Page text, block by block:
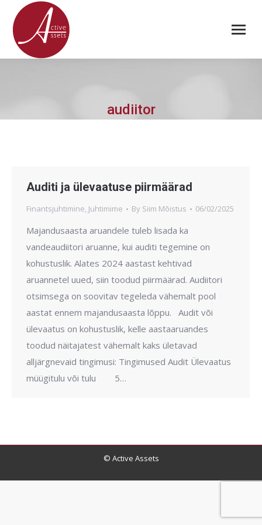
audiitor
Auditi ja ülevaatuse piirmäärad
Finantsjuhtimine, Juhtimime By Siim Mõistus 06/02/2025
Majandusaasta aruandele tuleb lisada ka
vandeaudiitori aruanne, kui auditi tegemine on
kohustuslik. Alates 2024 aastast kehtivad
aruannetel uued, siin toodud piirmäärad. Audiitori
otsimsega on soovitav tegeleda vähemalt pool
aastat ennem majandusaasta lõppu. Audit või
ülevaatus on kohustuslik, kelle aastaaruandes
toodud näitajatest vähemalt kaks ületavad
alljärgnevaid tingimusi: Tingimused Audit Ülevaatus
müügitulu või tulu 5…
© Active Assets